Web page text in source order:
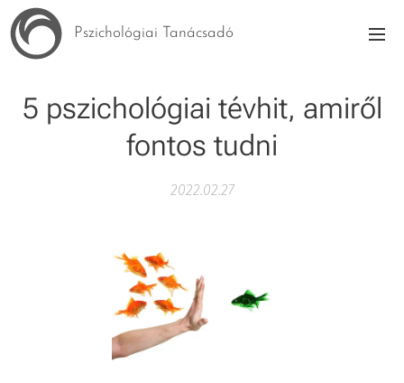
Pszichológiai Tanácsadó
5 pszichológiai tévhit, amiről
fontos tudni
2022.02.27